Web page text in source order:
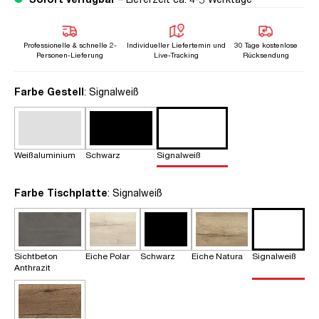
Professionelle & schnelle 2-
Personen-Lieferung
Individueller Liefertemin und
Live-Tracking
30 Tage kostenlose
Rücksendung
Farbe Gestellauswählen
: Signalweiß
Weißaluminium Schwarz Signalweiß
Farbe Tischplatteauswählen
: Signalweiß
Sichtbeton
Anthrazit
Eiche Polar Schwarz Eiche Natura Signalweiß